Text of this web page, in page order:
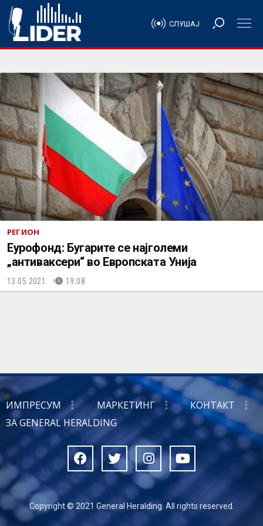
СЛУШАЈ
РЕГИОН
Еурофонд: Бугарите се најголеми
„антиваксери“ во Европската Унија
13.05.2021. 19:08
ИМПРЕСУМ МАРКЕТИНГ
КОНТАКТ
ЗА GENERAL HERALDING
Copyright © 2021 General Heralding. All rights reserved.